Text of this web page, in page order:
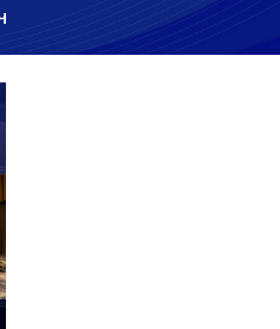
MARK
ะบทความที่เกี่ยวข้อง